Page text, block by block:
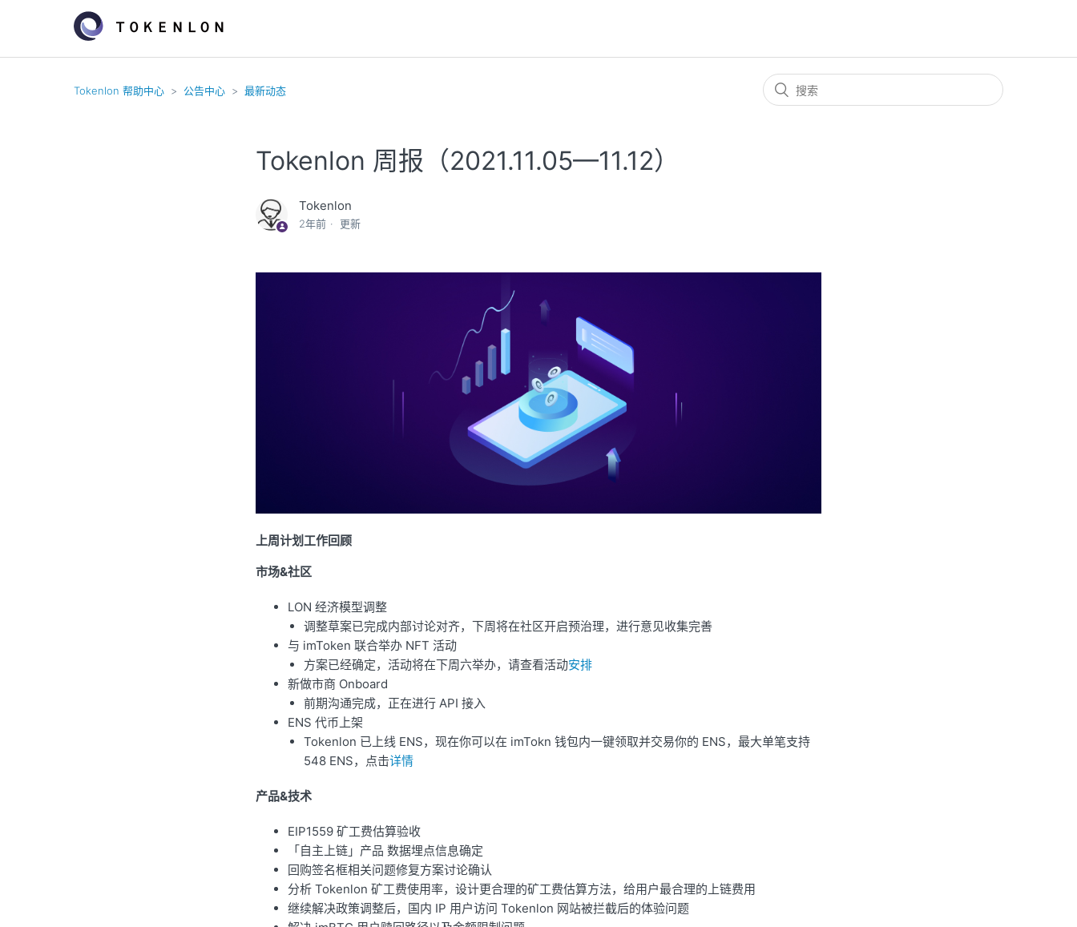
Tokenlon 帮助中心 公告中心 最新动态
Tokenlon 周报（2021.11.05—11.12）
Tokenlon
2年前 更新
上周计划工作回顾
市场&社区
LON 经济模型调整
调整草案已完成内部讨论对齐，下周将在社区开启预治理，进行意见收集完善
与 imToken 联合举办 NFT 活动
方案已经确定，活动将在下周六举办，请查看活动安排
新做市商 Onboard
前期沟通完成，正在进行 API 接入
ENS 代币上架
Tokenlon 已上线 ENS，现在你可以在 imTokn 钱包内一键领取并交易你的 ENS，最大单笔支持
548 ENS，点击详情
产品&技术
EIP1559 矿工费估算验收
「自主上链」产品 数据埋点信息确定
回购签名框相关问题修复方案讨论确认
分析 Tokenlon 矿工费使用率，设计更合理的矿工费估算方法，给用户最合理的上链费用
继续解决政策调整后，国内 IP 用户访问 Tokenlon 网站被拦截后的体验问题